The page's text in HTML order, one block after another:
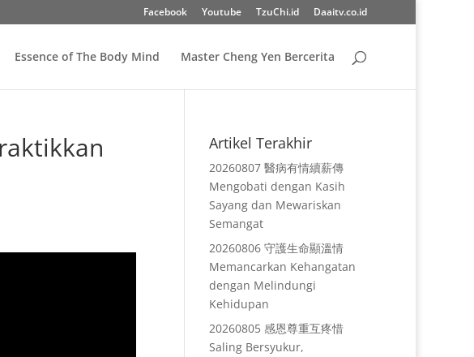
Facebook Youtube TzuChi.id Daaitv.co.id
Essence of The Body Mind Master Cheng Yen Bercerita
Artikel Terakhir
20260807 醫病有情續薪傳
Mengobati dengan Kasih
Sayang dan Mewariskan
Semangat
20260806 守護生命顯溫情
Memancarkan Kehangatan
dengan Melindungi
Kehidupan
20260805 感恩尊重互疼惜
Saling Bersyukur,